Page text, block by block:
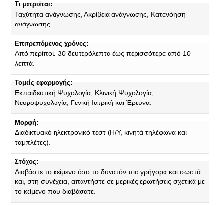
Τι μετριέται:
Ταχύτητα ανάγνωσης, Ακρίβεια ανάγνωσης, Κατανόηση
ανάγνωσης
Επιτρεπόμενος χρόνος:
Από περίπου 30 δευτερόλεπτα έως περισσότερα από 10
λεπτά.
Τομείς εφαρμογής:
Εκπαιδευτική Ψυχολογία, Κλινική Ψυχολογία,
Νευροψυχολογία, Γενική Ιατρική και Έρευνα.
Μορφή:
Διαδικτυακό ηλεκτρονικό τεστ (Η/Υ, κινητά τηλέφωνα και
ταμπλέτες).
Στόχος:
Διαβάστε το κείμενο όσο το δυνατόν πιο γρήγορα και σωστά
και, στη συνέχεια, απαντήστε σε μερικές ερωτήσεις σχετικά με
το κείμενο που διαβάσατε.